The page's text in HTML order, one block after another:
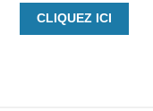
CLIQUEZ ICI